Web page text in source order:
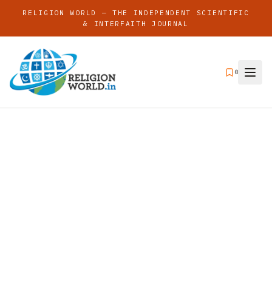
RELIGION WORLD — THE INDEPENDENT SCIENTIFIC
& INTERFAITH JOURNAL
0